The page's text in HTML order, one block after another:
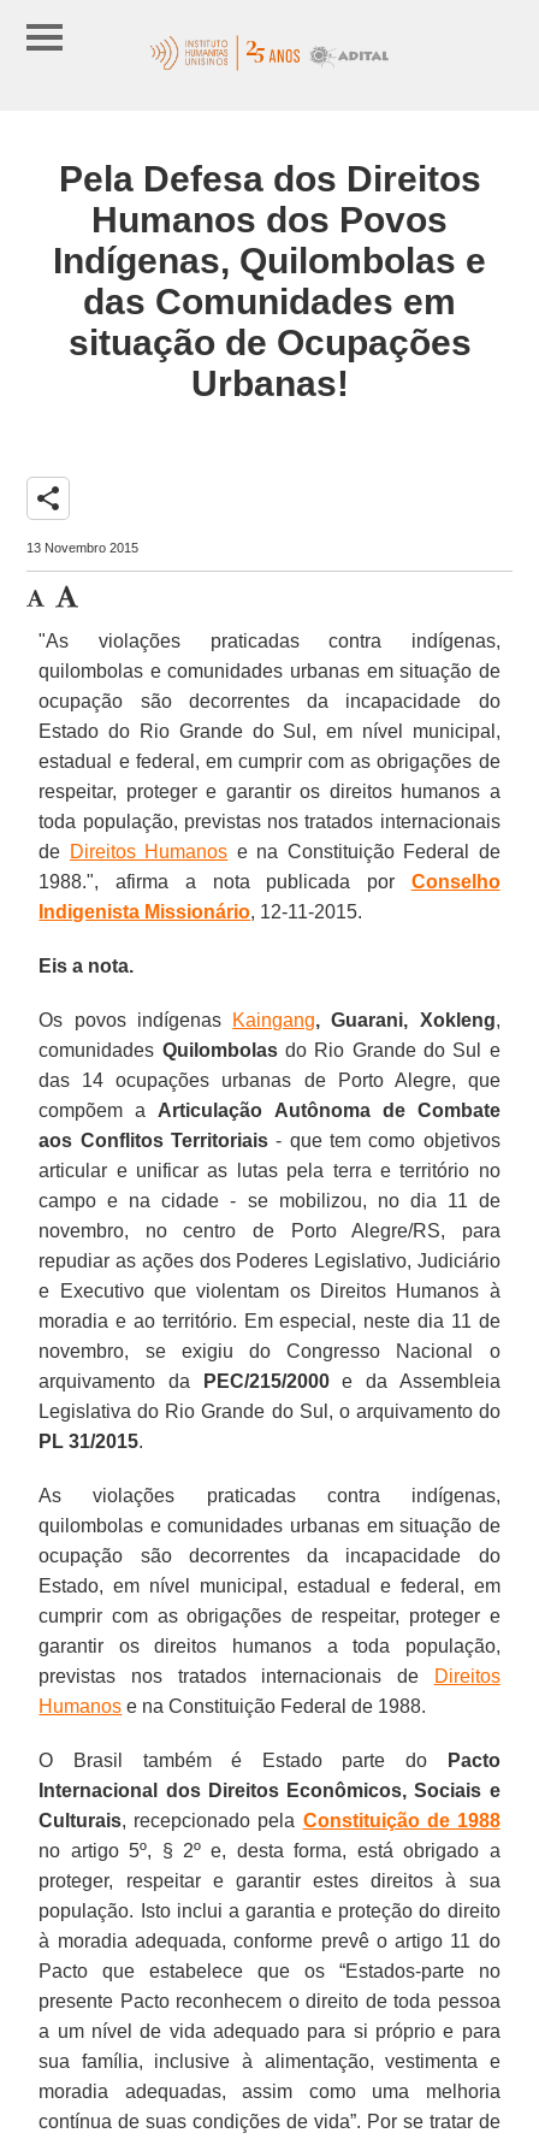
Pela Defesa dos Direitos
Humanos dos Povos
Indígenas, Quilombolas e
das Comunidades em
situação de Ocupações
Urbanas!
share
13 Novembro 2015
"As violações praticadas contra indígenas,
quilombolas e comunidades urbanas em situação de
ocupação são decorrentes da incapacidade do
Estado do Rio Grande do Sul, em nível municipal,
estadual e federal, em cumprir com as obrigações de
respeitar, proteger e garantir os direitos humanos a
toda população, previstas nos tratados internacionais
de Direitos Humanos e na Constituição Federal de
1988.", afirma a nota publicada por Conselho
Indigenista Missionário, 12-11-2015.
Eis a nota.
Os povos indígenas Kaingang, Guarani, Xokleng,
comunidades Quilombolasdo Rio Grande do Sul e
das 14 ocupações urbanas de Porto Alegre, que
compõem a Articulação Autônoma de Combate
aos Conflitos Territoriais - que tem como objetivos
articular e unificar as lutas pela terra e território no
campo e na cidade - se mobilizou, no dia 11 de
novembro, no centro de Porto Alegre/RS, para
repudiar as ações dos Poderes Legislativo, Judiciário
e Executivo que violentam os Direitos Humanos à
moradia e ao território. Em especial, neste dia 11 de
novembro, se exigiu do Congresso Nacional o
arquivamento da
PEC/215/2000e da Assembleia
Legislativa do Rio Grande do Sul, o arquivamento do
PL 31/2015.
As violações praticadas contra indígenas,
quilombolas e comunidades urbanas em situação de
ocupação são decorrentes da incapacidade do
Estado, em nível municipal, estadual e federal, em
cumprir com as obrigações de respeitar, proteger e
garantir os direitos humanos a toda população,
previstas nos tratados internacionais de
Direitos
Humanos e na Constituição Federal de 1988.
O Brasil também é Estado parte do
Pacto
Internacional dos Direitos Econômicos, Sociais e
Culturais, recepcionado pela Constituição de 1988
no artigo 5º, § 2º e, desta forma, está obrigado a
proteger, respeitar e garantir estes direitos à sua
população. Isto inclui a garantia e proteção do direito
à moradia adequada, conforme prevê o artigo 11 do
Pacto que estabelece que os “Estados-parte no
presente Pacto reconhecem o direito de toda pessoa
a um nível de vida adequado para si próprio e para
sua família, inclusive à alimentação, vestimenta e
moradia adequadas, assim como uma melhoria
contínua de suas condições de vida”. Por se tratar de
http://www.ihu.unisinos.br/noticias/526043-
desdobramentos-
conjuntura-
governo-
investe-
desmobilizacao-
povos